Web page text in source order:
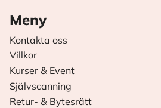
Meny
Kontakta oss
Villkor
Kurser & Event
Självscanning
Retur- & Bytesrätt